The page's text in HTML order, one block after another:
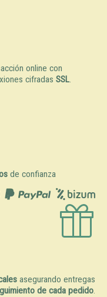
online con
cifradas SSL.
de confianza
asegurando entregas
de cada pedido.